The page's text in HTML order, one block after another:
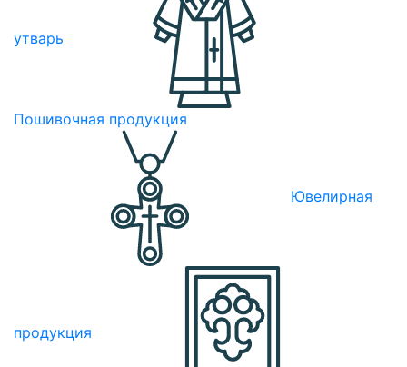
утварь
Пошивочная продукция
Ювелирная
продукция